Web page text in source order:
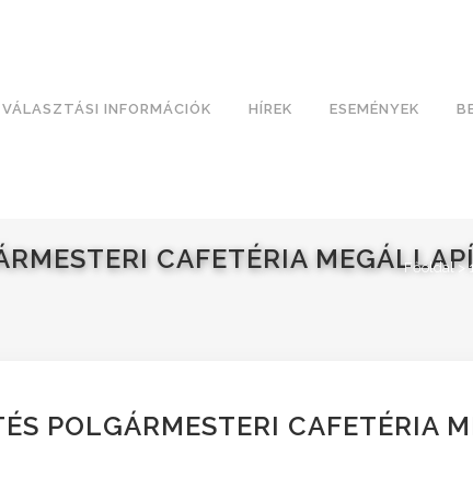
VÁLASZTÁSI INFORMÁCIÓK HÍREK ESEMÉNYEK
CAFETÉRIA Főoldal>
POLGÁRMESTERI CAFETÉRIA